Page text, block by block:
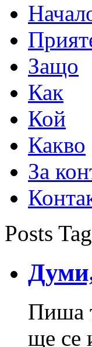
Защо
Как
Кой
Какво
За
Posts
Пиша
ще се